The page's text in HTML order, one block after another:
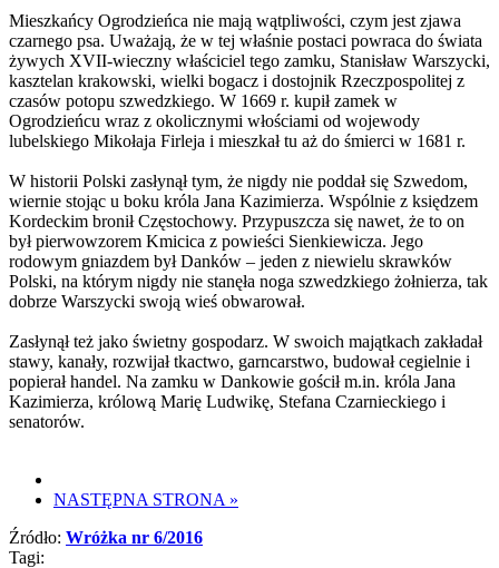
Mieszkańcy Ogrodzieńca nie mają wątpliwości, czym jest zjawa
czarnego psa. Uważają, że w tej właśnie postaci powraca do świata
żywych XVII-wieczny właściciel tego zamku, Stanisław Warszycki,
kasztelan krakowski, wielki bogacz i dostojnik Rzeczpospolitej z
czasów potopu szwedzkiego. W 1669 r. kupił zamek w
Ogrodzieńcu wraz z okolicznymi włościami od wojewody
lubelskiego Mikołaja Firleja i mieszkał tu aż do śmierci w 1681 r.
W historii Polski zasłynął tym, że nigdy nie poddał się Szwedom,
wiernie stojąc u boku króla Jana Kazimierza. Wspólnie z księdzem
Kordeckim bronił Częstochowy. Przypuszcza się nawet, że to on
był pierwowzorem Kmicica z powieści Sienkiewicza. Jego
rodowym gniazdem był Danków – jeden z niewielu skrawków
Polski, na którym nigdy nie stanęła noga szwedzkiego żołnierza, tak
dobrze Warszycki swoją wieś obwarował.
Zasłynął też jako świetny gospodarz. W swoich majątkach zakładał
stawy, kanały, rozwijał tkactwo, garncarstwo, budował cegielnie i
popierał handel. Na zamku w Dankowie gościł m.in. króla Jana
Kazimierza, królową Marię Ludwikę, Stefana Czarnieckiego i
senatorów.
NASTĘPNA STRONA »
Źródło: Wróżka nr 6/2016
Tagi: